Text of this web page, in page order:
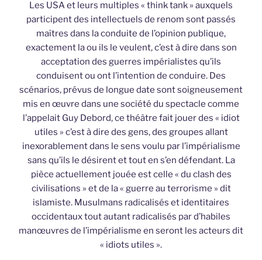
Les USA et leurs multiples « think tank » auxquels
participent des intellectuels de renom sont passés
maîtres dans la conduite de l’opinion publique,
exactement la ou ils le veulent, c’est à dire dans son
acceptation des guerres impérialistes qu’ils
conduisent ou ont l’intention de conduire. Des
scénarios, prévus de longue date sont soigneusement
mis en œuvre dans une société du spectacle comme
l’appelait Guy Debord, ce théâtre fait jouer des « idiot
utiles » c’est à dire des gens, des groupes allant
inexorablement dans le sens voulu par l’impérialisme
sans qu’ils le désirent et tout en s’en défendant. La
pièce actuellement jouée est celle « du clash des
civilisations » et de la « guerre au terrorisme » dit
islamiste. Musulmans radicalisés et identitaires
occidentaux tout autant radicalisés par d’habiles
manœuvres de l’impérialisme en seront les acteurs dit
« idiots utiles ».